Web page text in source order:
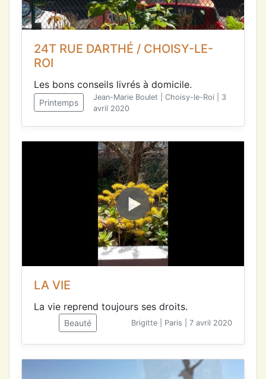
24T RUE DARTHÉ / CHOISY-LE-
ROI
Les bons conseils livrés à domicile.
Printemps
Jean-Marie Boulet | Choisy-le-Roi | 3
avril 2020
LA VIE
La vie reprend toujours ses droits.
Beauté Brigitte | Paris | 7 avril 2020